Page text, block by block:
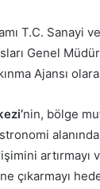
T.C. Sanayi
Genel
Ajansı
nin, bölge
artırmayı
çıkarmayı